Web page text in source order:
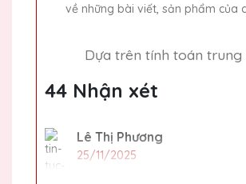
về những bài viết, sản phẩm của
Dựa trên tính toán trung
44 Nhận xét
Lê Thị Phương
25/11/2025